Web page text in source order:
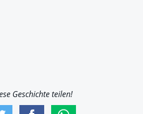
Geschichte teilen!